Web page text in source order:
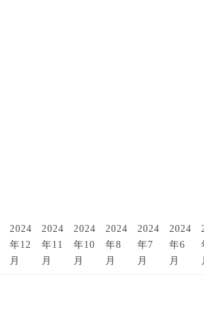
2024
年12
月
2024
年11
月
2024
年10
月
2024
年8
月
2024
年7
月
2024
年6
月